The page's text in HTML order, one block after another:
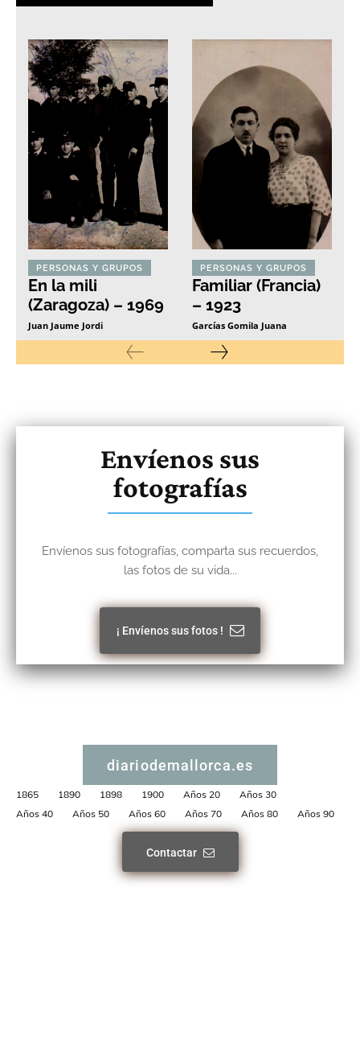
PERSONAS Y GRUPOS
En la mili
(Zaragoza) – 1969
Juan Jaume Jordi
PERSONAS Y GRUPOS
Familiar (Francia)
– 1923
Garcías Gomila Juana
Envíenos sus
fotografías
Envíenos sus fotografías, comparta sus recuerdos,
las fotos de su vida...
¡ Envíenos sus fotos !
diariodemallorca.es
1865 1890 1898 1900 Años 20
Años 30
Años 40
Años 50 Años 60 Años 70 Años 80 Años 90
Contactar